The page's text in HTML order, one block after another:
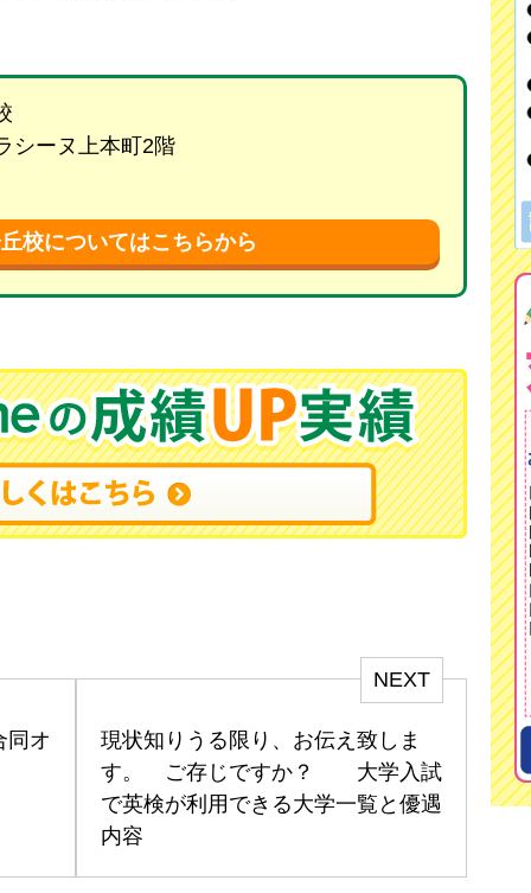
シーヌ上本町2階
校についてはこちらから
同オ
NEXT
現状知りうる限り、お伝え致しま
す。 ご存じですか？ 大学入試
で英検が利用できる大学一覧と優遇
内容